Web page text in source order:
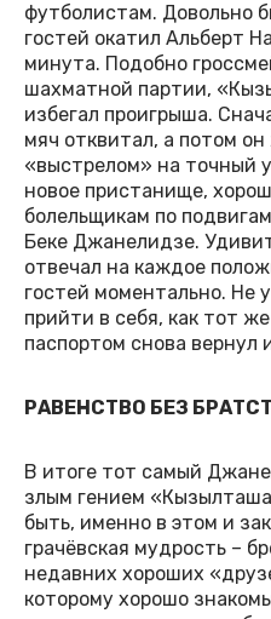
футболистам. Довольно
гостей окатил Альберт
минута. Подобно
шахматной партии,
избегал проигрыша.
мяч отквитал, а потом
«выстрелом» на точный
новое пристанище,
болельщикам по
Беке Джанелидзе.
отвечал на каждое
гостей моментально. Не
прийти в себя, как тот
паспортом снова вернул
РАВЕНСТВО БЕЗ
В итоге тот самый
злым гением
быть, именно в этом и
грачёвская мудрость –
недавних хороших
которому хорошо